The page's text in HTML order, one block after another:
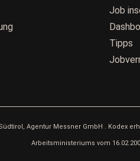
Job
Tipps
Agentur Messner GmbH . Kodex
Arbeitsministeriums vom